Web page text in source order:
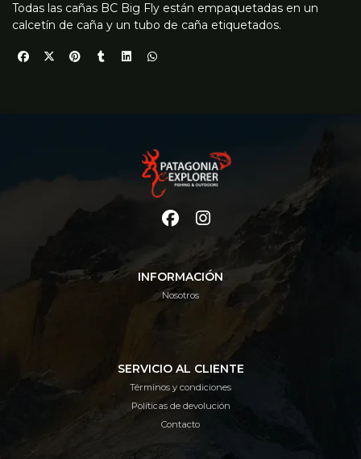
Todas las cañas BC Big Fly están empaquetadas en un
calcetín de caña y un tubo de caña etiquetados.
INFORMACIÓN
Nosotros
SERVICIO AL CLIENTE
Términos y condiciones
Políticas de devolución
Contacto